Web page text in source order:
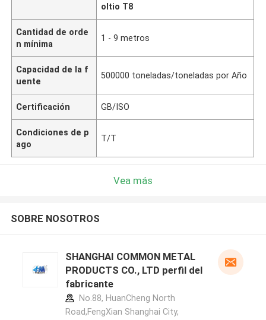
oltio T8
Cantidad de orde
n mínima
1 - 9 metros
Capacidad de la f
uente
500000 toneladas/toneladas por Año
Certificación GB/ISO
Condiciones de p
ago
T/T
Vea más
SOBRE NOSOTROS
SHANGHAI COMMON METAL
PRODUCTS CO., LTD perfil del
fabricante
No.88, HuanCheng North
Road,FengXian Shanghai City,